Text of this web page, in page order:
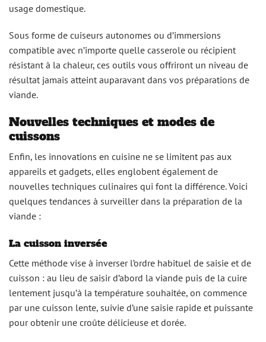
usage domestique.
Sous forme de cuiseurs autonomes ou d’immersions
compatible avec n’importe quelle casserole ou récipient
résistant à la chaleur, ces outils vous offriront un niveau de
résultat jamais atteint auparavant dans vos préparations de
viande.
Nouvelles techniques et modes de
cuissons
Enfin, les innovations en cuisine ne se limitent pas aux
appareils et gadgets, elles englobent également de
nouvelles techniques culinaires qui font la différence. Voici
quelques tendances à surveiller dans la préparation de la
viande :
La cuisson inversée
Cette méthode vise à inverser l’ordre habituel de saisie et de
cuisson : au lieu de saisir d’abord la viande puis de la cuire
lentement jusqu’à la température souhaitée, on commence
par une cuisson lente, suivie d’une saisie rapide et puissante
pour obtenir une croûte délicieuse et dorée.